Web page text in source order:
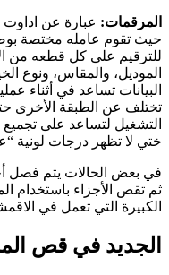
المرقمات: عبارة عن
حيث تقوم عامله مختصة
للترقيم على كل قطعه من
الموديل، والمقاس، ونوع
البيانات تساعد في أثناء
تختلف عن الطبقة الأخرى
التشغيل لتساعد على
ختي لا تظهر درجات لونية
في بعض الحالات يتم فصل
ثم تقص الأجزاء باستخدام
الكبيرة التي تعمل في
الجديد في قص